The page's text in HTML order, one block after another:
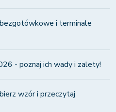
i terminale
- poznaj ich wady i zalety!
wzór i przeczytaj